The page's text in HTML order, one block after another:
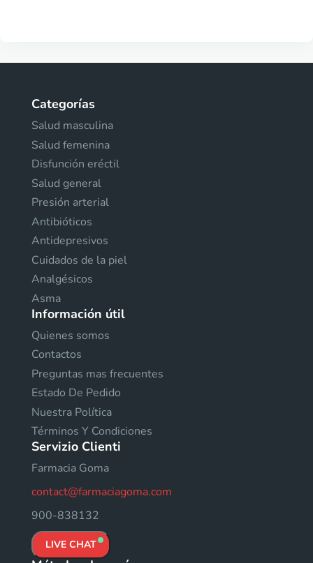
Categorías
Salud masculina
Salud femenina
Disfunción eréctil
Salud general
Presión arterial
Antibióticos
Antidepresivos
Cuidados de la piel
Analgésicos
Asma
Información útil
Quienes somos
Contactos
Preguntas mas frecuentes
Estado De Pedido
Nuestra Política
Términos Y Condiciones
Servizio Clienti
Farmacia Goma
contact@farmaciagoma.com
900-838132
LIVE CHAT